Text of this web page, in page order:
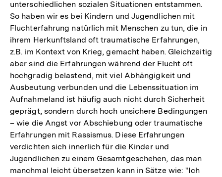
unterschiedlichen sozialen Situationen entstammen.
So haben wir es bei Kindern und Jugendlichen mit
Fluchterfahrung natürlich mit Menschen zu tun, die in
ihrem Herkunftsland oft traumatische Erfahrungen,
z.B. im Kontext von Krieg, gemacht haben. Gleichzeitig
aber sind die Erfahrungen während der Flucht oft
hochgradig belastend, mit viel Abhängigkeit und
Ausbeutung verbunden und die Lebenssituation im
Aufnahmeland ist häufig auch nicht durch Sicherheit
geprägt, sondern durch hoch unsichere Bedingungen
– wie die Angst vor Abschiebung oder traumatische
Erfahrungen mit Rassismus. Diese Erfahrungen
verdichten sich innerlich für die Kinder und
Jugendlichen zu einem Gesamtgeschehen, das man
manchmal leicht übersetzen kann in Sätze wie: "Ich